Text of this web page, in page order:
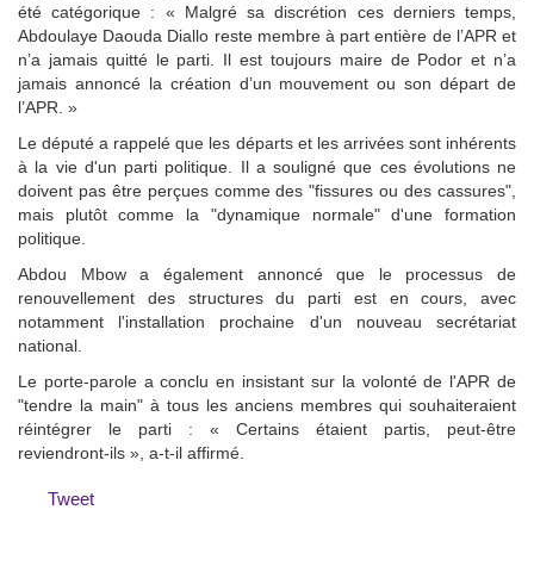
été catégorique : « Malgré sa discrétion ces derniers temps,
Abdoulaye Daouda Diallo reste membre à part entière de l’APR et
n’a jamais quitté le parti. Il est toujours maire de Podor et n’a
jamais annoncé la création d’un mouvement ou son départ de
l’APR. »
Le député a rappelé que les départs et les arrivées sont inhérents
à la vie d'un parti politique. Il a souligné que ces évolutions ne
doivent pas être perçues comme des "fissures ou des cassures",
mais plutôt comme la "dynamique normale" d'une formation
politique.
Abdou Mbow a également annoncé que le processus de
renouvellement des structures du parti est en cours, avec
notamment l'installation prochaine d'un nouveau secrétariat
national.
Le porte-parole a conclu en insistant sur la volonté de l'APR de
"tendre la main" à tous les anciens membres qui souhaiteraient
réintégrer le parti : « Certains étaient partis, peut-être
reviendront-ils », a-t-il affirmé.
Tweet